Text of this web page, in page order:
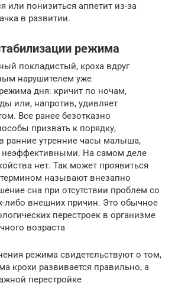
или понизиться аппетит из-за
в развитии.
режима
покладистый, кроха вдруг
нарушителем уже
дня: кричит по ночам,
или, напротив, удивляет
Все ранее безотказно
призвать к порядку,
ранние утренние часы малыша,
неэффективными. На самом деле
нет. Так может проявиться
называют внезапно
сна при отсутствии проблем со
либо внешних причин. Это обычное
перестроек в организме
возраста
режима свидетельствуют о том,
крохи развивается правильно, а
перестройке